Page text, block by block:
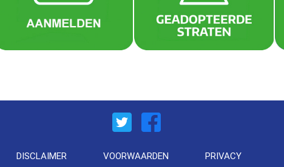
DISCLAIMER VOORWAARDEN PRIVACY